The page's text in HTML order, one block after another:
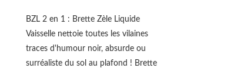
BZL 2 en 1 : Brette Zèle Liquide
Vaisselle nettoie toutes les vilaines
traces d'humour noir, absurde ou
surréaliste du sol au plafond ! Brette